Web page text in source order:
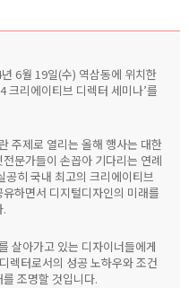
6월 19일(수) 역삼동에 위치한
크리에이티브 디렉터 세미나’를
주제로 열리는 올해 행사는 대한
문가들이 손꼽아 기다리는 연례
히 국내 최고의 크리에이티브
하면서 디지털디자인의 미래를
.
살아가고 있는 디자이너들에게
렉터로서의 성공 노하우와 조건
조명할 것입니다.